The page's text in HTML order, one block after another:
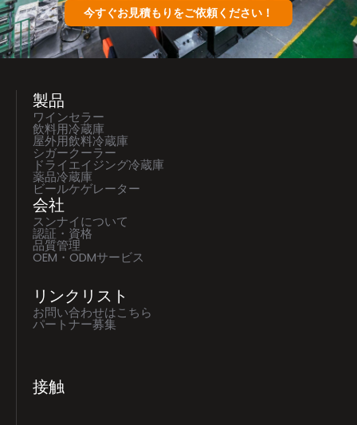
今すぐお見積もりをご依頼ください！
製品
ワインセラー
飲料用冷蔵庫
屋外用飲料冷蔵庫
シガークーラー
ドライエイジング冷蔵庫
薬品冷蔵庫
ビールケゲレーター
会社
スンナイについて
認証・資格
品質管理
OEM・ODMサービス
リンクリスト
お問い合わせはこちら
パートナー募集
接触